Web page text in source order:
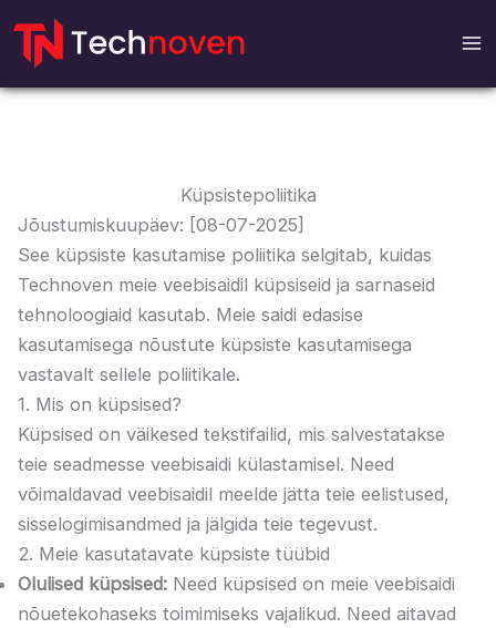
juurde
Küpsistepoliitika
Jõustumiskuupäev: [08-07-2025]
See küpsiste kasutamise poliitika selgitab, kuidas
Technoven meie veebisaidil küpsiseid ja sarnaseid
tehnoloogiaid kasutab. Meie saidi edasise
kasutamisega nõustute küpsiste kasutamisega
vastavalt sellele poliitikale.
1. Mis on küpsised?
Küpsised on väikesed tekstifailid, mis salvestatakse
teie seadmesse veebisaidi külastamisel. Need
võimaldavad veebisaidil meelde jätta teie eelistused,
sisselogimisandmed ja jälgida teie tegevust.
2. Meie kasutatavate küpsiste tüübid
Olulised küpsised: Need küpsised on meie veebisaidi
nõuetekohaseks toimimiseks vajalikud. Need aitavad